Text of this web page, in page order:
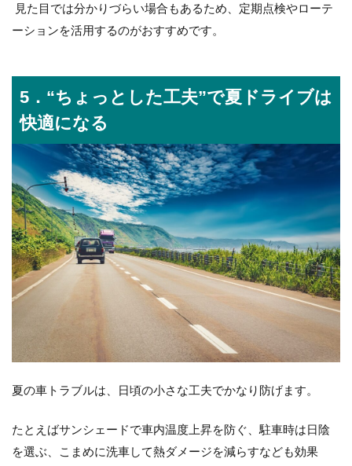
見た目では分かりづらい場合もあるため、定期点検やローテ
ーションを活用するのがおすすめです。
5．“ちょっとした工夫”で夏ドライブは
快適になる
夏の車トラブルは、日頃の小さな工夫でかなり防げます。
たとえばサンシェードで車内温度上昇を防ぐ、駐車時は日陰
を選ぶ、こまめに洗車して熱ダメージを減らすなども効果